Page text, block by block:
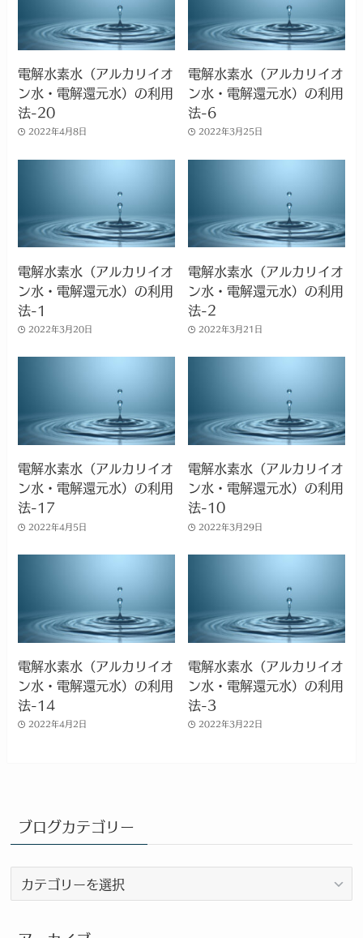
電解水素水（アルカリイオ
ン水・電解還元水）の利用
法-20
2022年4月8日
電解水素水（アルカリイオ
ン水・電解還元水）の利用
法-6
2022年3月25日
電解水素水（アルカリイオ
ン水・電解還元水）の利用
法-1
2022年3月20日
電解水素水（アルカリイオ
ン水・電解還元水）の利用
法-2
2022年3月21日
電解水素水（アルカリイオ
ン水・電解還元水）の利用
法-17
2022年4月5日
電解水素水（アルカリイオ
ン水・電解還元水）の利用
法-10
2022年3月29日
電解水素水（アルカリイオ
ン水・電解還元水）の利用
法-14
2022年4月2日
電解水素水（アルカリイオ
ン水・電解還元水）の利用
法-3
2022年3月22日
ブログカテゴリー
ロ